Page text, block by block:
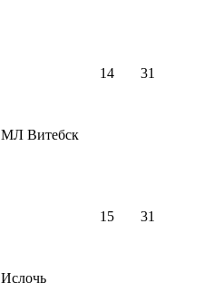
МЛ Витебск
14 31
Ислочь
15 31